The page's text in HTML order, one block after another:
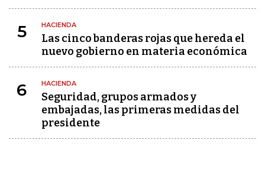
5 HACIENDA
Las cinco banderas rojas que hereda el
nuevo gobierno en materia económica
6 HACIENDA
Seguridad, grupos armados y
embajadas, las primeras medidas del
presidente